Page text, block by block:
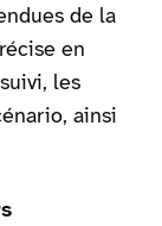
de la
en
les
ainsi